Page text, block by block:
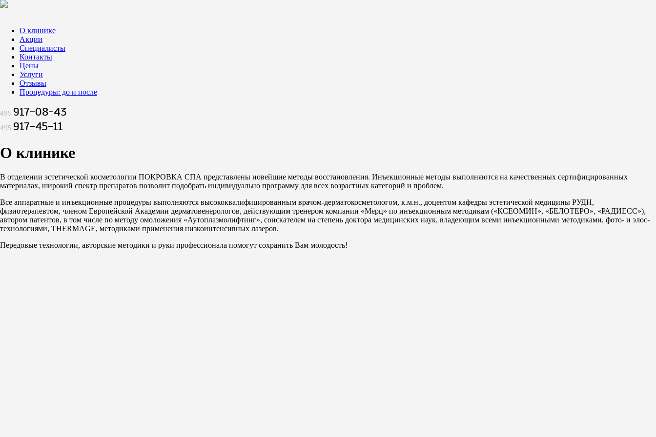
О клинике
Акции
Специалисты
Контакты
Цены
Услуги
Отзывы
Процедуры: до и после
495 917-08-43
495 917-45-11
О клинике
В отделении эстетической косметологии ПОКРОВКА СПА представлены новейшие методы восстановления. Инъекционные методы выполняются на качественных сертифицированных
материалах, широкий спектр препаратов позволит подобрать индивидуально программу для всех возрастных категорий и проблем.
Все аппаратные и инъекционные процедуры выполняются высококвалифицированным врачом-дерматокосметологом, к.м.н., доцентом кафедры эстетической медицины РУДН,
физиотерапевтом, членом Европейской Академии дерматовенерологов, действующим тренером компании «Мерц» по инъекционным методикам («КСЕОМИН», «БЕЛОТЕРО», «РАДИЕСС»),
автором патентов, в том числе по методу омоложения «Аутоплазмолифтинг», соискателем на степень доктора медицинских наук, владеющим всеми инъекционными методиками, фото- и элос-
технологиями, THERMAGE, методиками применения низкоинтенсивных лазеров.
Передовые технологии, авторские методики и руки профессионала помогут сохранить Вам молодость!